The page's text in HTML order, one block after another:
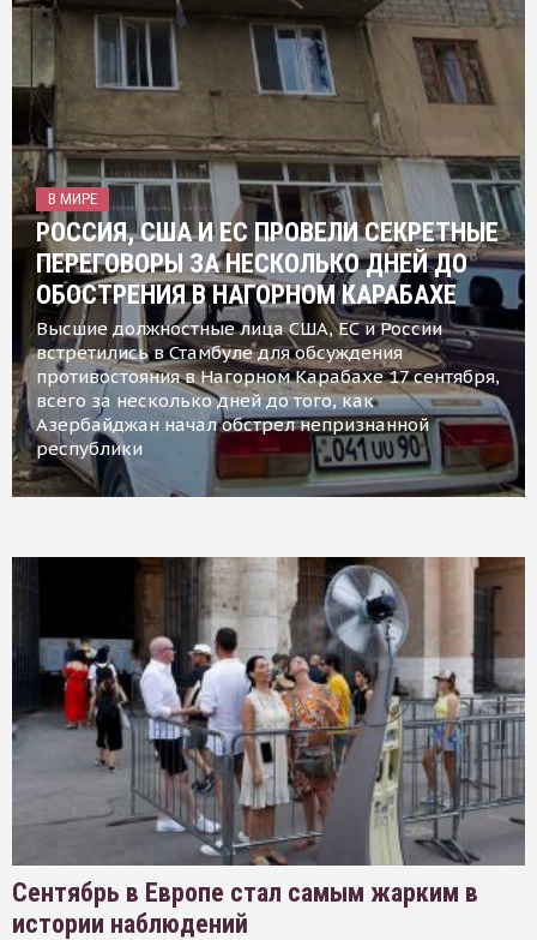
В МИРЕ
РОССИЯ, США И ЕС ПРОВЕЛИ СЕКРЕТНЫЕ
ПЕРЕГОВОРЫ ЗА НЕСКОЛЬКО ДНЕЙ ДО
ОБОСТРЕНИЯ В НАГОРНОМ КАРАБАХЕ
Высшие должностные лица США, ЕС и России
встретились в Стамбуле для обсуждения
противостояния в Нагорном Карабахе 17 сентября,
всего за несколько дней до того, как
Азербайджан начал обстрел непризнанной
республики
Сентябрь в Европе стал самым жарким в
истории наблюдений